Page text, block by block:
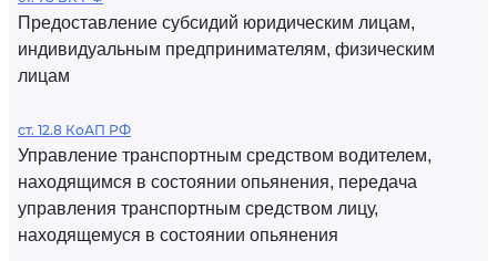
Предоставление субсидий юридическим лицам,
индивидуальным предпринимателям, физическим
лицам
ст. 12.8 КоАП РФ
Управление транспортным средством водителем,
находящимся в состоянии опьянения, передача
управления транспортным средством лицу,
находящемуся в состоянии опьянения